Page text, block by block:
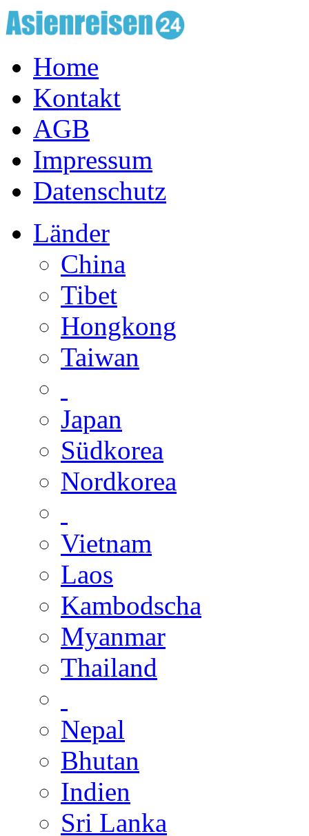
Home
Kontakt
AGB
Impressum
Datenschutz
Länder
China
Tibet
Hongkong
Taiwan
Japan
Südkorea
Nordkorea
Vietnam
Laos
Kambodscha
Myanmar
Thailand
Nepal
Bhutan
Indien
Sri Lanka